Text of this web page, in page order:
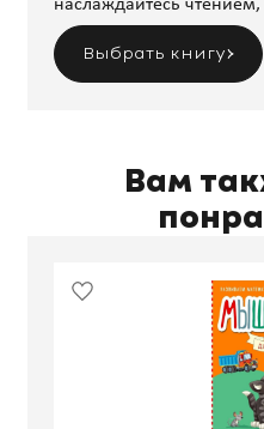
наслаждайтесь
Выбрать книгу
Вам